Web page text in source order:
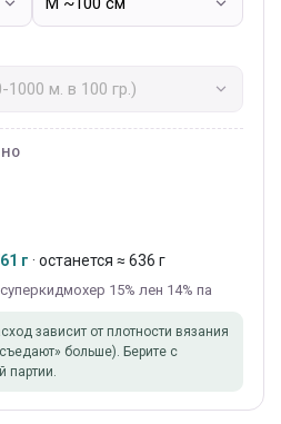
г · останется ≈ 636 г
15% лен 14% па
зависит от плотности вязания
больше). Берите с
партии.